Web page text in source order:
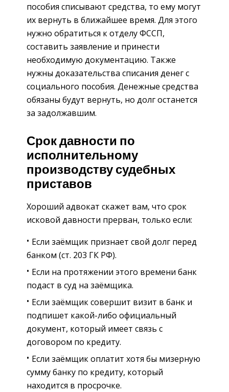
пособия списывают средства, то ему могут
их вернуть в ближайшее время. Для этого
нужно обратиться к отделу ФССП,
составить заявление и принести
необходимую документацию. Также
нужны доказательства списания денег с
социального пособия. Денежные средства
обязаны будут вернуть, но долг останется
за задолжавшим.
Срок давности по
исполнительному
производству судебных
приставов
Хороший адвокат скажет вам, что срок
исковой давности прерван, только если:
Если заёмщик признает свой долг перед
банком (ст. 203 ГК РФ).
Если на протяжении этого времени банк
подаст в суд на заёмщика.
Если заёмщик совершит визит в банк и
подпишет какой-либо официальный
документ, который имеет связь с
договором по кредиту.
Если заёмщик оплатит хотя бы мизерную
сумму банку по кредиту, который
находится в просрочке.